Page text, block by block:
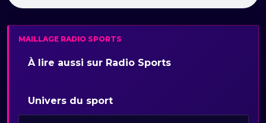
MAILLAGE RADIO SPORTS
À lire aussi sur Radio Sports
Univers du sport